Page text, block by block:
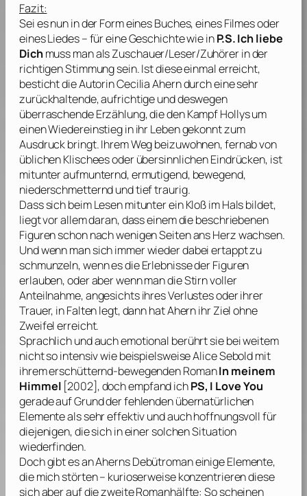
Fazit:
Sei es nun in der Form eines Buches, eines Filmes oder
eines Liedes – für eine Geschichte wie inP.S. Ich liebe
Dichmuss man als Zuschauer/Leser/Zuhörer in der
richtigen Stimmung sein. Ist diese einmal erreicht,
besticht die AutorinCecilia Aherndurch eine sehr
zurückhaltende, aufrichtige und deswegen
überraschende Erzählung, die den Kampf Hollys um
einen Wiedereinstieg in ihr Leben gekonnt zum
Ausdruck bringt. Ihrem Weg beizuwohnen, fernab von
üblichen Klischees oder übersinnlichen Eindrücken, ist
mitunter aufmunternd, ermutigend, bewegend,
niederschmetternd und tief traurig.
Dass sich beim Lesen mitunter ein Kloß im Hals bildet,
liegt vor allem daran, dass einem die beschriebenen
Figuren schon nach wenigen Seiten ans Herz wachsen.
Und wenn man sich immer wieder dabei ertappt zu
schmunzeln, wenn es die Erlebnisse der Figuren
erlauben, oder aber wenn man die Stirn voller
Anteilnahme, angesichts ihres Verlustes oder ihrer
Trauer, in Falten legt, dann hatAhernihr Ziel ohne
Zweifel erreicht.
Sprachlich und auch emotional berührt sie bei weitem
nicht so intensiv wie beispielsweiseAlice Seboldmit
ihrem erschütternd-bewegenden RomanIn meinem
Himmel [2002], doch empfand ichPS, I Love You
gerade auf Grund der fehlenden übernatürlichen
Elemente als sehr effektiv und auch hoffnungsvoll für
diejenigen, die sich in einer solchen Situation
wiederfinden.
Doch gibt es anAhernsDebütroman einige Elemente,
die mich störten – kurioserweise konzentrieren diese
sich aber auf die zweite Romanhälfte: So scheinen